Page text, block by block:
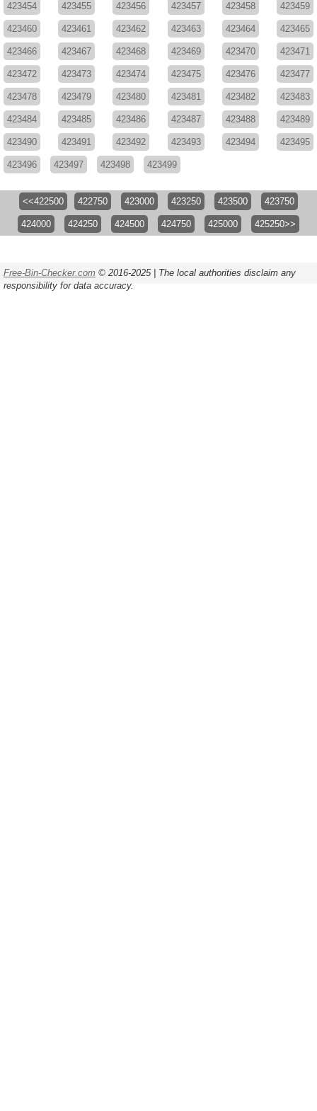
423454 423455 423456 423457 423458 423459
423460 423461 423462 423463 423464 423465
423466 423467 423468 423469 423470 423471
423472 423473 423474 423475 423476 423477
423478 423479 423480 423481 423482 423483
423484 423485 423486 423487 423488 423489
423490 423491 423492 423493 423494 423495
423496 423497 423498 423499
<<422500 422750 423000 423250 423500 423750
424000 424250 424500 424750 425000 425250>>
Free-Bin-Checker.com © 2016-2025 | The local authorities disclaim any
responsibility for data accuracy.